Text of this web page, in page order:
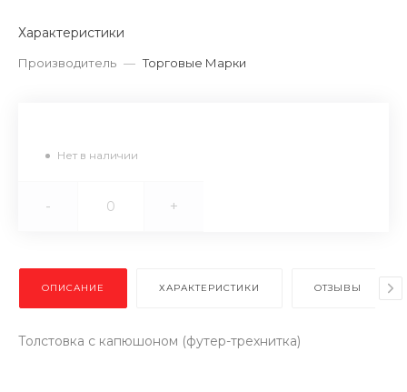
Характеристики
Производитель — Торговые Марки
Нет в наличии
- +
ОПИСАНИЕ ХАРАКТЕРИСТИКИ ОТЗЫВЫ
Толстовка с капюшоном (футер-трехнитка)